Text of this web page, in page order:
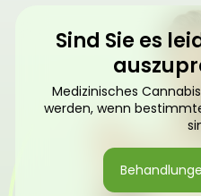
Sind Sie es
Medizinisches
werden, wenn